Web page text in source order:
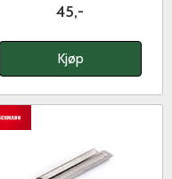
45,-
Kjøp